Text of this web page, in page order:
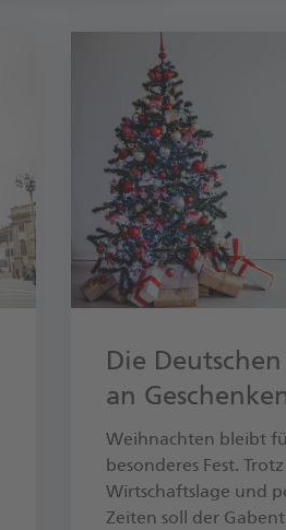
Die
an
Weihnachten bleibt
besonderes Fest.
Wirtschaftslage und
Zeiten soll der